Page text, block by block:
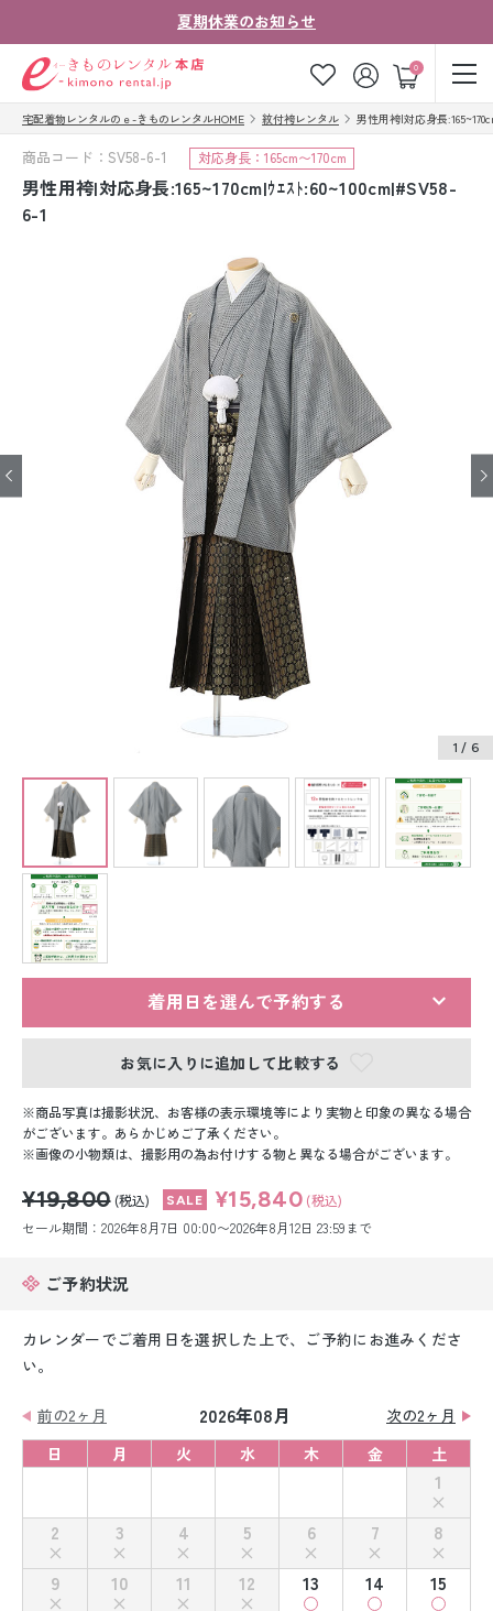
夏期休業のお知らせ
0
ゲスト
お気に入り ログイン カート
ご注文の流れ
会社案内
お客様の声
法人・グループの
お客様はこちら
着物の種類から探す
訪問着・付下げレンタル
ジュニア着物レンタル
ジュニア洋装レンタル
ベビー洋装レンタル
紋付袴レンタル
男性礼装レンタル
スーツレンタル
色打掛&紋付袴レンタル
白無垢&紋付袴レンタル
宅配着物レンタルのｅ-きものレンタルHOME 紋付袴レンタル 男性用袴|対応身長
商品コード：SV58-6-1 対応身長：165cm〜170cm
男性用袴|対応身長:165~170cm|ｳｴｽﾄ:60~100cm|#SV58-
6-1
1 / 6
着用日を選んで予約する
お気に入りに追加して比較する
商品写真は撮影状況、お客様の表示環境等により実物と印象の異なる場合
がございます。あらかじめご了承ください。
画像の小物類は、撮影用の為お付けする物と異なる場合がございます。
¥19,800 (税込) ¥15,840 (税込)
セール期間：2026年8月7日 00:00〜2026年8月12日 23:59まで
ご予約状況
カレンダーでご着用日を選択した上で、ご予約にお進みくださ
い。
前の2ヶ月 2026年08月
次の2ヶ月
日
月 火 水 木 金 土
1
2
3 4 5 6 7
8
9
10 11 12 13 14
15